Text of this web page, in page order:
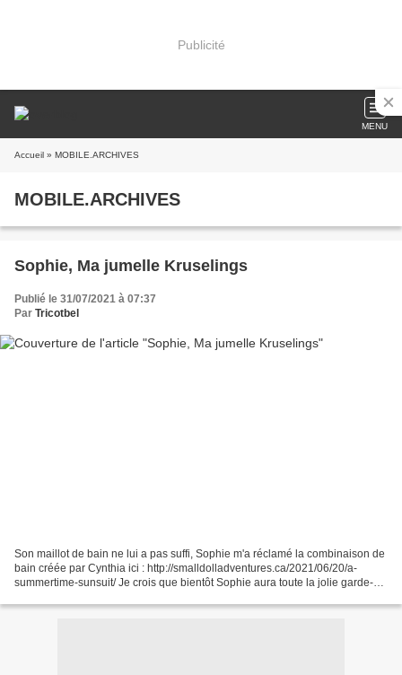
Publicité
MENU
Accueil » MOBILE.ARCHIVES
MOBILE.ARCHIVES
Sophie, Ma jumelle Kruselings
Publié le 31/07/2021 à 07:37
Par Tricotbel
Son maillot de bain ne lui a pas suffi, Sophie m'a réclamé la combinaison de
bain créée par Cynthia ici : http://smalldolladventures.ca/2021/06/20/a-
summertime-sunsuit/ Je crois que bientôt Sophie aura toute la jolie garde-